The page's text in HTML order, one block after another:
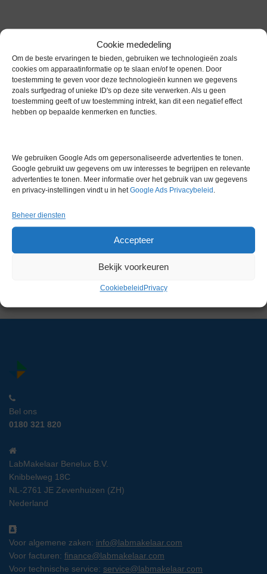
Cookie mededeling
Om de beste ervaringen te bieden, gebruiken we technologieën zoals
cookies om apparaatinformatie op te slaan en/of te openen. Door
toestemming te geven voor deze technologieën kunnen we gegevens
zoals surfgedrag of unieke ID's op deze site verwerken. Als u geen
toestemming geeft of uw toestemming intrekt, kan dit een negatief effect
hebben op bepaalde kenmerken en functies.
We gebruiken Google Ads om gepersonaliseerde advertenties te tonen.
Google gebruikt uw gegevens om uw interesses te begrijpen en relevante
advertenties te tonen. Meer informatie over het gebruik van uw gegevens
en privacy-instellingen vindt u in hetGoogle Ads Privacybeleid .
Beheer diensten
Accepteer
Bekijk voorkeuren
Cookiebeleid Privacy
Gerelateerde producten
Weegtafel
Bel ons
0180 321 820
LabMakelaar Benelux B.V.
Knibbelweg 18C
NL-2761 JE Zevenhuizen (ZH)
Nederland
Voor algemene zaken: info@labmakelaar.com
Voor facturen: finance@labmakelaar.com
Voor technische service: service@labmakelaar.com